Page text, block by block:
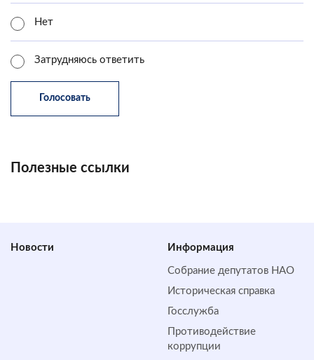
Нет
Затрудняюсь ответить
Полезные ссылки
Новости Информация
Собрание депутатов НАО
Историческая справка
Госслужба
Противодействие
коррупции